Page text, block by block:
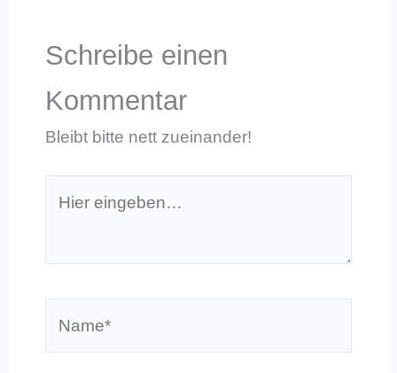
Schreibe einen
Kommentar
Bleibt bitte nett zueinander!
eingeben…